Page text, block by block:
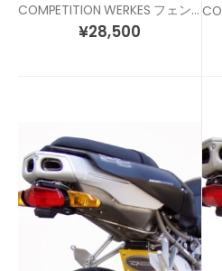
COMPETITION WERKES フェンダーレスキット DUCATI 1198/1098/848
¥28,500